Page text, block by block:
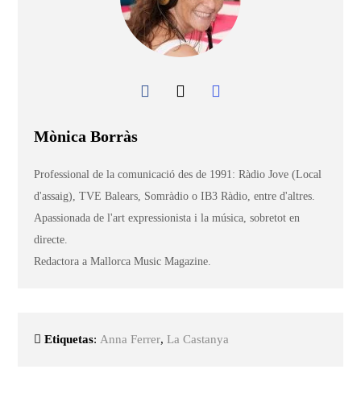
Mònica Borràs
Professional de la comunicació des de 1991: Ràdio Jove (Local
d'assaig), TVE Balears, Somràdio o IB3 Ràdio, entre d'altres.
Apassionada de l'art expressionista i la música, sobretot en
directe.
Redactora a Mallorca Music Magazine.
Etiquetas: Anna Ferrer,La Castanya